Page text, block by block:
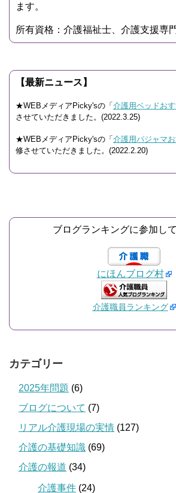
ます。
所有資格：介護福祉士、介護支援専
【最新ニュース】
★WEBメディアPicky'sの「 介護用ベッドお
させていただきました。(2022.3.25)
★WEBメディアPicky'sの「 介護用パジャマ
修させていただきました。(2022.2.20)
ブログランキングに参加して
にほんブログ村
介護職員ランキング
カテゴリー
2025年問題 (6)
ブログについて (7)
リアル介護現場の実情 (127)
介護の基礎知識 (69)
介護の報道 (34)
介護事件 (24)